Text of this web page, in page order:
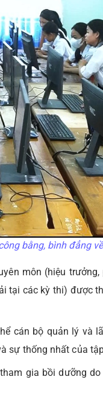
bằng, bình đẳng
môn (hiệu
tại các kỳ thi) được
cán bộ quản lý và
sự thống nhất của
gia bồi dưỡng